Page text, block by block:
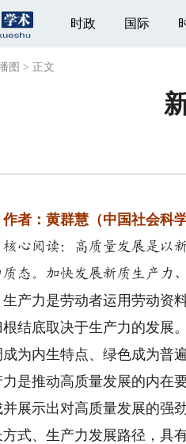
时政 国际
图 > 正文
：黄群慧（中国社会科学
阅读：
高质量发展是以
质态。加快发展新质生产力
力是劳动者运用劳动资料
根结底取决于生产力的发展
成为内生特点、绿色成为普
力是推动高质量发展的内在
并展示出对高质量发展的强
方式、生产力发展路径，具